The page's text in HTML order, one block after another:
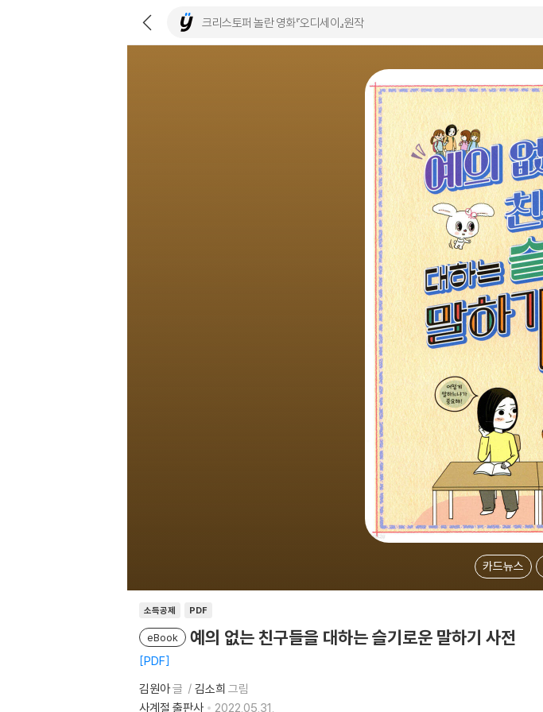
카드뉴스
소득공제 PDF
eBook 예의 없는 친구들을 대하는 슬기로운 말하기 사전
PDF
김원아글 김소희 그림
사계절 출판사
2022.05.31.